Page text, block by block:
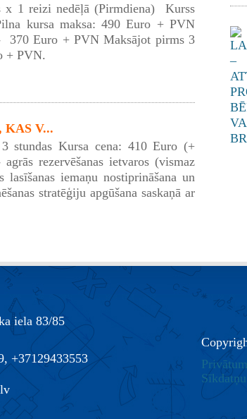
x 1 reizi nedēļā (Pirmdiena) Kurss
kursa maksa: 490 Euro + PVN
370 Euro + PVN Maksājot pirms 3
+ PVN.
KAS V...
stundas Kursa cena: 410 Euro (+
rezervēšanas ietvaros (vismaz
iemaņu nostiprināšana un
stratēģiju apgūšana saskaņā ar
iela 83/85
+37129433553